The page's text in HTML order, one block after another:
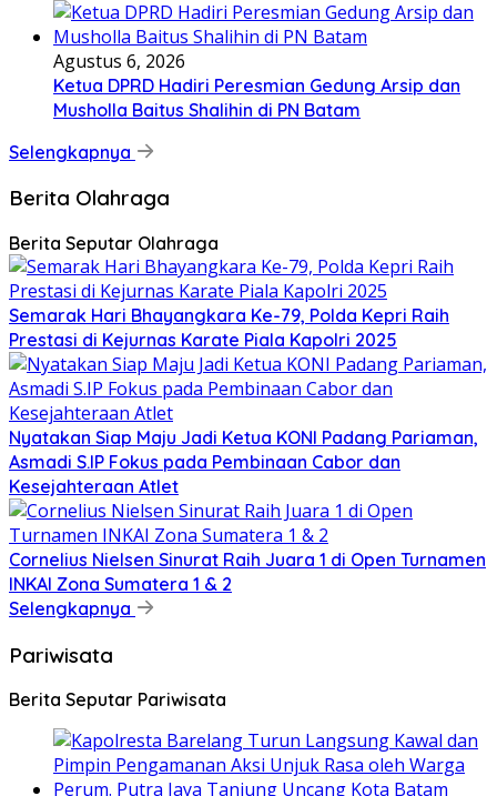
Agustus 6, 2026
Ketua DPRD Hadiri Peresmian Gedung Arsip dan
Musholla Baitus Shalihin di PN Batam
Selengkapnya
Berita Olahraga
Berita Seputar Olahraga
Semarak Hari Bhayangkara Ke-79, Polda Kepri Raih
Prestasi di Kejurnas Karate Piala Kapolri 2025
Nyatakan Siap Maju Jadi Ketua KONI Padang Pariaman,
Asmadi S.IP Fokus pada Pembinaan Cabor dan
Kesejahteraan Atlet
Cornelius Nielsen Sinurat Raih Juara 1 di Open Turnamen
INKAI Zona Sumatera 1 & 2
Selengkapnya
Pariwisata
Berita Seputar Pariwisata